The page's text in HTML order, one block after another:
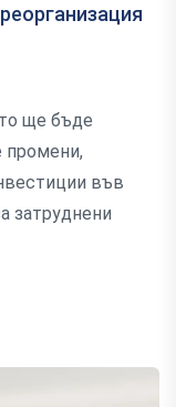
ще бъде
промени,
във
затруднени